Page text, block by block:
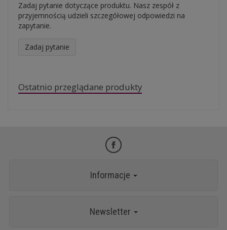
Zadaj pytanie dotyczące produktu. Nasz zespół z
przyjemnością udzieli szczegółowej odpowiedzi na
zapytanie.
Zadaj pytanie
Ostatnio przeglądane produkty
Informacje
Newsletter